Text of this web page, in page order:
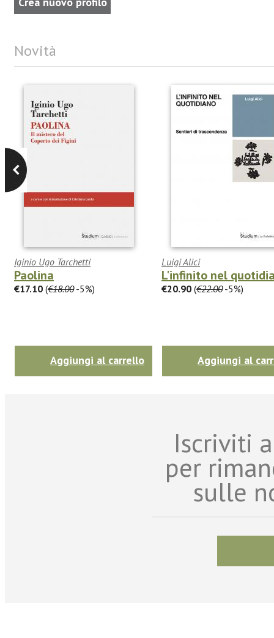
Novità
Iginio Ugo Tarchetti
Paolina
€17.10 (€18.00-5%)
Aggiungi al carrello
Luigi Alici
L'infinito nel
€20.90 (€22.00-5%)
Aggiungi al
Iscriviti
per
sulle